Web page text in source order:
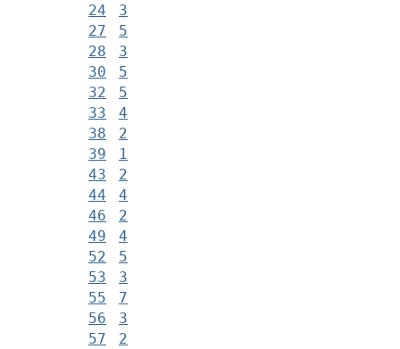
24
3
27
5
28
3
30
5
32
5
33
4
38
2
39
1
43
2
44
4
46
2
49
4
52
5
53
3
55
7
56
3
57
2